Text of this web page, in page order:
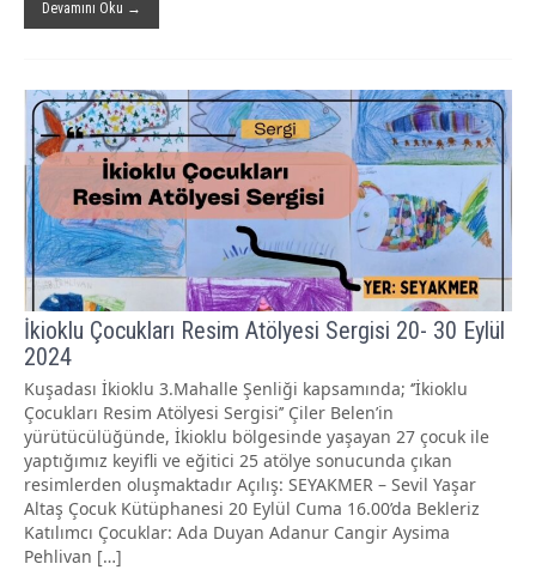
Devamını Oku →
İkioklu Çocukları Resim Atölyesi Sergisi 20- 30 Eylül
2024
Kuşadası İkioklu 3.Mahalle Şenliği kapsamında; ‘’İkioklu
Çocukları Resim Atölyesi Sergisi’’ Çiler Belen’in
yürütücülüğünde, İkioklu bölgesinde yaşayan 27 çocuk ile
yaptığımız keyifli ve eğitici 25 atölye sonucunda çıkan
resimlerden oluşmaktadır Açılış: SEYAKMER – Sevil Yaşar
Altaş Çocuk Kütüphanesi 20 Eylül Cuma 16.00’da Bekleriz
Katılımcı Çocuklar: Ada Duyan Adanur Cangir Aysima
Pehlivan […]